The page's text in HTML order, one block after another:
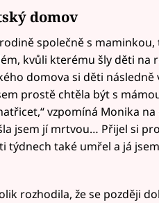
domov
společně s
kvůli kterému šly děti na
domova si děti následně
prostě chtěla být s
vzpomíná Monika
jsem jí mrtvou… Přijel si
týdnech také umřel a já
rozhodila, že se později